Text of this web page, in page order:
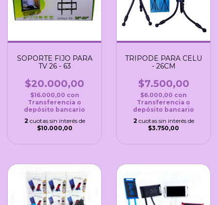
SOPORTE FIJO PARA
TV 26 - 63
$20.000,00
$16.000,00 con
Transferencia o
depósito bancario
2 cuotas sin interés de
$10.000,00
TRIPODE PARA CELU
- 26CM
$7.500,00
$6.000,00 con
Transferencia o
depósito bancario
2 cuotas sin interés de
$3.750,00